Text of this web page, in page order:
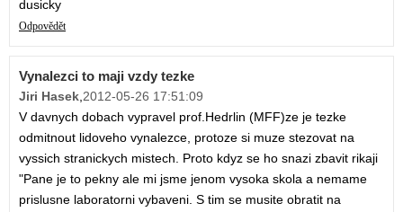
dusicky
Odpovědět
Vynalezci to maji vzdy tezke
Jiri Hasek,2012-05-26 17:51:09
V davnych dobach vypravel prof.Hedrlin (MFF)ze je tezke
odmitnout lidoveho vynalezce, protoze si muze stezovat na
vyssich stranickych mistech. Proto kdyz se ho snazi zbavit rikaji
"Pane je to pekny ale mi jsme jenom vysoka skola a nemame
prislusne laboratorni vybaveni. S tim se musite obratit na